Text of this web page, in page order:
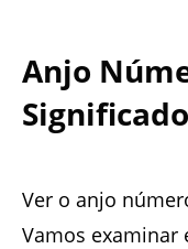
Anjo
Ver o anjo
Vamos examinar